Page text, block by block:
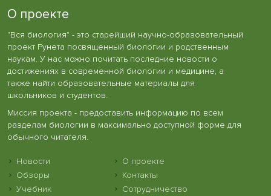
О проекте
"Вся биология" - это старейший научно-образовательный
проект Рунета посвященный биологии и родственным
наукам. У нас можно почитать последние новости о
достижениях в современной биологии и медицине, а
также найти образовательные материалы для
школьников и студентов.
Миссия проекта - предоставить информацию по всем
разделам биологии в максимально доступной форме для
обычного читателя.
Новости
Обзоры
Учебник
О проекте
Контакты
Сотрудничество